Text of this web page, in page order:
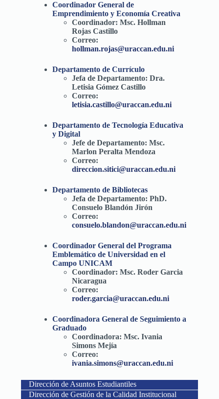
Coordinador General de
Emprendimiento y Economía Creativa
Coordinador: Msc. Hollman
Rojas Castillo
Correo:
hollman.rojas@uraccan.edu.ni
Departamento de Currículo
Jefa de Departamento: Dra.
Letisia Gómez Castillo
Correo:
letisia.castillo@uraccan.edu.ni
Departamento de Tecnología Educativa
y Digital
Jefe de Departamento: Msc.
Marlon Peralta Mendoza
Correo:
direccion.sitici@uraccan.edu.ni
Departamento de Bibliotecas
Jefa de Departamento: PhD.
Consuelo Blandón Jirón
Correo:
consuelo.blandon@uraccan.edu.ni
Coordinador General del Programa
Emblemático de Universidad en el
CampoUNICAM
Coordinador: Msc. Roder Garcia
Nicaragua
Correo:
roder.garcia@uraccan.edu.ni
Coordinadora General de Seguimiento a
Graduado
Coordinadora: Msc. Ivania
Simons Mejía
Correo:
ivania.simons@uraccan.edu.ni
Dirección de Asuntos Estudiantiles
Dirección de Gestión de la Calidad Institucional